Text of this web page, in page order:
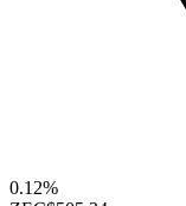
0.12%